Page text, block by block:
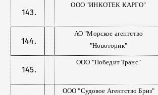
ООО "ИНКОТЕК КАРГО"
АО "Морское агентство
"Новоторик"
ООО "Победит Транс"
ООО "Судовое Агентство Бриз"